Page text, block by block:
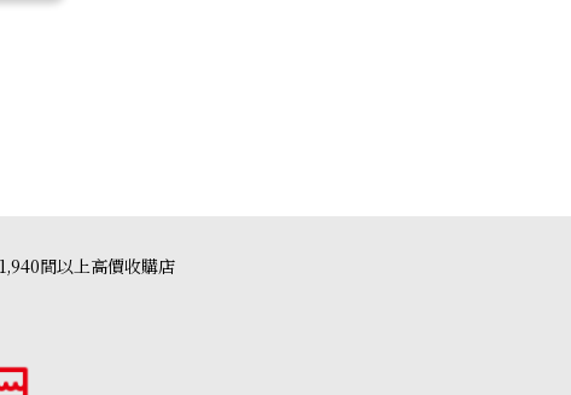
間以上高價收購店